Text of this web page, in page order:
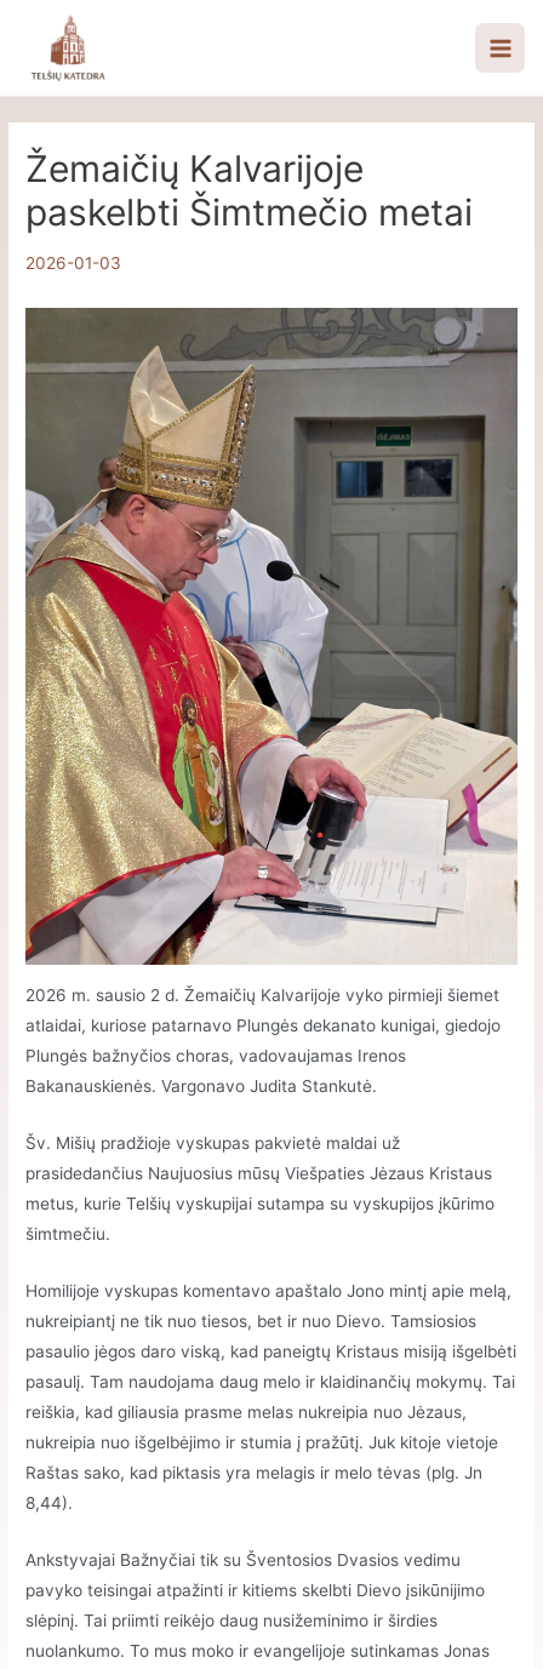
turinio
Main
Žemaičių Kalvarijoje
paskelbti Šimtmečio metai
2026-01-03
2026 m. sausio 2 d. Žemaičių Kalvarijoje vyko pirmieji šiemet
atlaidai, kuriose patarnavo Plungės dekanato kunigai, giedojo
Plungės bažnyčios choras, vadovaujamas Irenos
Bakanauskienės. Vargonavo Judita Stankutė.
Šv. Mišių pradžioje vyskupas pakvietė maldai už
prasidedančius Naujuosius mūsų Viešpaties Jėzaus Kristaus
metus, kurie Telšių vyskupijai sutampa su vyskupijos įkūrimo
šimtmečiu.
Homilijoje vyskupas komentavo apaštalo Jono mintį apie melą,
nukreipiantį ne tik nuo tiesos, bet ir nuo Dievo. Tamsiosios
pasaulio jėgos daro viską, kad paneigtų Kristaus misiją išgelbėti
pasaulį. Tam naudojama daug melo ir klaidinančių mokymų. Tai
reiškia, kad giliausia prasme melas nukreipia nuo Jėzaus,
nukreipia nuo išgelbėjimo ir stumia į pražūtį. Juk kitoje vietoje
Raštas sako, kad piktasis yra melagis ir melo tėvas (plg. Jn
8,44).
Ankstyvajai Bažnyčiai tik su Šventosios Dvasios vedimu
pavyko teisingai atpažinti ir kitiems skelbti Dievo įsikūnijimo
slėpinį. Tai priimti reikėjo daug nusižeminimo ir širdies
nuolankumo. To mus moko ir evangelijoje sutinkamas Jonas